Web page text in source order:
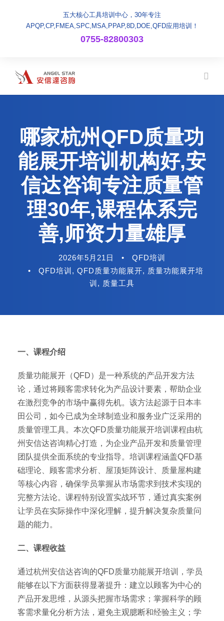
五大核心工具培训中心，30年专注
APQP,CP,FMEA,SPC,MSA,PPAP,8D,DOE,QFD应用培训！
0755-82800303
哪家杭州QFD质量功
能展开培训机构好,安
信达咨询专注质量管
理30年,课程体系完
善,师资力量雄厚
2026年5月21日 •
QFD培训
•
QFD培训 , QFD质量功能展开, 质量功能展开培
训 , 质量工具
一、课程介绍
质量功能展开（QFD）是一种系统的产品开发方法
论，通过将顾客需求转化为产品设计要素，帮助企业
在激烈竞争的市场中赢得先机。该方法起源于日本丰
田公司，如今已成为全球制造业和服务业广泛采用的
质量管理工具。本次QFD质量功能展开培训课程由杭
州安信达咨询精心打造，为企业产品开发和质量管理
团队提供全面系统的专业指导。培训课程涵盖QFD基
础理论、顾客需求分析、屋顶矩阵设计、质量屋构建
等核心内容，确保学员掌握从市场需求到技术实现的
完整方法论。课程特别设置实战环节，通过真实案例
让学员在实际操作中深化理解，提升解决复杂质量问
题的能力。
二、课程收益
通过杭州安信达咨询的QFD质量功能展开培训，学员
能够在以下方面获得显著提升：建立以顾客为中心的
产品开发思维，从源头把握市场需求；掌握科学的顾
客需求量化分析方法，避免主观臆断和经验主义；学